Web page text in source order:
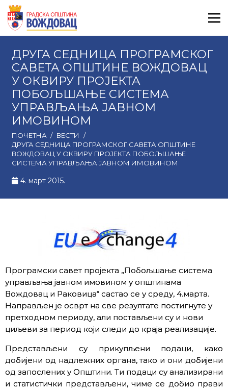
ДРУГА СЕДНИЦА ПРОГРАМСКОГ
САВЕТА ОПШТИНЕ ВОЖДОВАЦ
У ОКВИРУ ПРОЈЕКТА
ПОБОЉШАЊЕ СИСТЕМА
УПРАВЉАЊА ЈАВНОМ
ИМОВИНОМ
ПОЧЕТНА / ВЕСТИ
/
ДРУГА СЕДНИЦА ПРОГРАМСКОГ САВЕТА ОПШТИНЕ
ВОЖДОВАЦ У ОКВИРУ ПРОЈЕКТА ПОБОЉШАЊЕ
СИСТЕМА УПРАВЉАЊА ЈАВНОМ ИМОВИНОМ
4. март 2015.
Програмски савет пројекта „Побољшање система
управљања јавном имовином у општинама
Вождовац и Раковица“ састао се у среду, 4.марта.
Направљен је осврт на све резултате постигнуте у
претходном периоду, али постављени су и нови
циљеви за период који следи до краја реализације.
Представљени су прикупљени подаци, како
добијени од надлежних органа, тако и они добијени
од запослених у Општини. Ти подаци су анализирани
и статистички представљени, чиме се добио прави